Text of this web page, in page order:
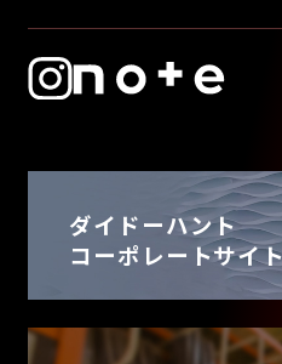
ダイドーハント
コーポレートサイ